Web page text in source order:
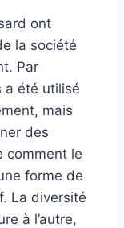
ont
la société
Par
a été utilisé
mais
des
comment le
forme de
La diversité
à l’autre,